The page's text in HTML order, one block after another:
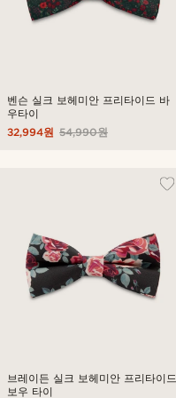
벤슨 실크 보헤미안 프리타이드 바
우타이
54,990원
32,994원
브레이든 실크 보헤미안 프리타이드
보우 타이